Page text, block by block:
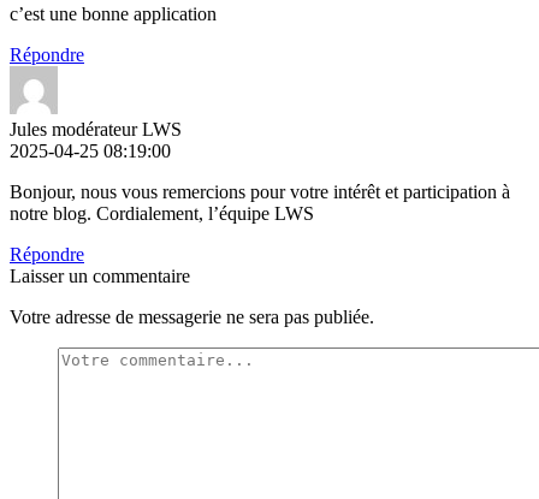
c’est une bonne application
Répondre
Jules modérateur LWS
2025-04-25 08:19:00
Bonjour, nous vous remercions pour votre intérêt et participation à
notre blog. Cordialement, l’équipe LWS
Répondre
Laisser un commentaire
Votre adresse de messagerie ne sera pas publiée.